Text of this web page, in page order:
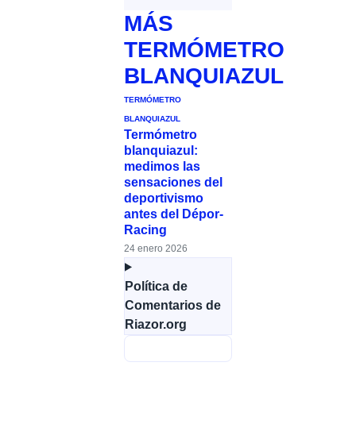
MÁS
TERMÓMETRO
BLANQUIAZUL
TERMÓMETRO
BLANQUIAZUL
Termómetro
blanquiazul:
medimos las
sensaciones del
deportivismo
antes del Dépor-
Racing
24 enero 2026
Política de
Comentarios de
Riazor.org